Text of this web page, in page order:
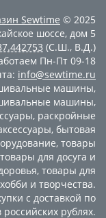
Sewtime © 2025
шоссе, дом 5
(С.Ш., В.Д.)
Пн-Пт 09-18
info@sewtime.ru
машины,
машины,
, раскройные
, бытовая
, товары
товары для досуга и
, товары для
и творчества.
с доставкой по
рублях.